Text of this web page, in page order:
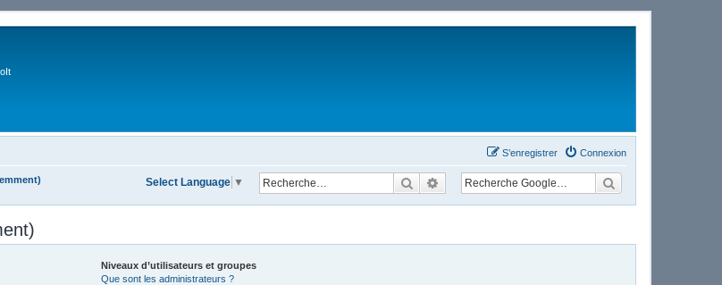
Connexion
S’enregistrer
RechercherRecherche avancée
Select Language ▼
Niveaux d’utilisateurs et groupes
Que sont les administrateurs ?